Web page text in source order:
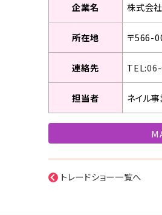
企業名 株式会
所在地 〒566-
連絡先 TEL:
担当者 ネイル
トレードショー一覧へ